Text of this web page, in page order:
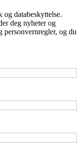
og databeskyttelse.
deg nyheter og
og du